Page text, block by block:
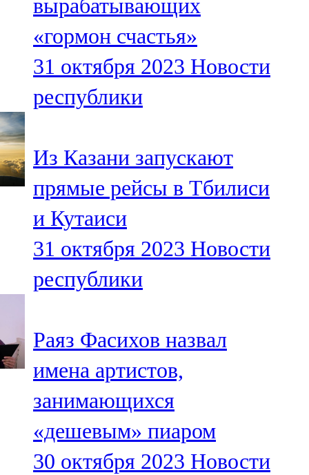
вырабатывающих
«гормон счастья»
31 октября 2023 Новости
республики
Из Казани запускают
прямые рейсы в Тбилиси
и Кутаиси
31 октября 2023 Новости
республики
Раяз Фасихов назвал
имена артистов,
занимающихся
«дешевым» пиаром
30 октября 2023 Новости